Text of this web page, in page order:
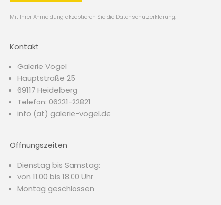
Mit Ihrer Anmeldung akzeptieren Sie die Datenschutzerklärung.
Kontakt
Galerie Vogel
Hauptstraße 25
69117 Heidelberg
Telefon: 06221-22821
info (at) galerie-vogel.de
Öffnungszeiten
Dienstag bis Samstag:
von 11.00 bis 18.00 Uhr
Montag geschlossen